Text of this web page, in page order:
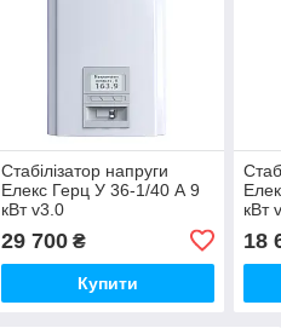
Стабілізатор напруги
Елекс Герц У 36-1/40 А 9
кВт v3.0
29 700₴
Купити
кВт
18